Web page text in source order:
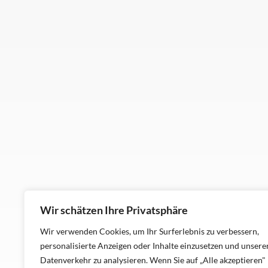
Wir schätzen Ihre Privatsphäre
Wir verwenden Cookies, um Ihr Surferlebnis zu verbessern,
personalisierte Anzeigen oder Inhalte einzusetzen und
Datenverkehr zu analysieren. Wenn Sie auf „Alle akzeptieren"